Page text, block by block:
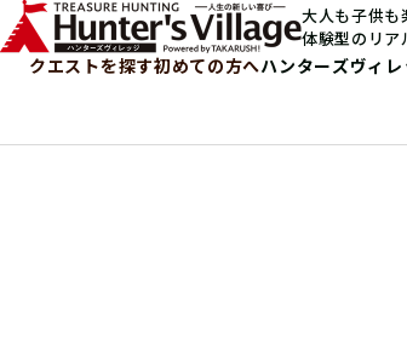
大人も子供も
体験型のリア
クエストを探す初めての方へハンターズヴィ